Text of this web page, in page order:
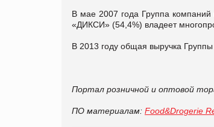
В мае 2007 года Группа
«ДИКСИ» (54,4%) владеет
В 2013 году общая выручка
Портал розничной и оптовой
ПО материалам: Food&Drogerie